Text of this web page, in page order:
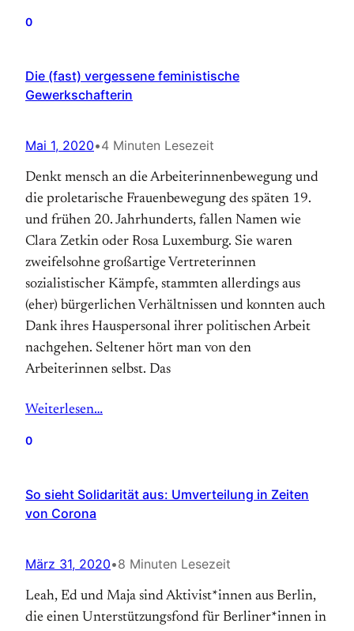
0
Die (fast) vergessene feministische
Gewerkschafterin
Mai 1, 2020•4 Minuten Lesezeit
Denkt mensch an die Arbeiterinnenbewegung und
die proletarische Frauenbewegung des späten 19.
und frühen 20. Jahrhunderts, fallen Namen wie
Clara Zetkin oder Rosa Luxemburg. Sie waren
zweifelsohne großartige Vertreterinnen
sozialistischer Kämpfe, stammten allerdings aus
(eher) bürgerlichen Verhältnissen und konnten auch
Dank ihres Hauspersonal ihrer politischen Arbeit
nachgehen. Seltener hört man von den
Arbeiterinnen selbst. Das
Weiterlesen…
0
So sieht Solidarität aus: Umverteilung in Zeiten
von Corona
März 31, 2020•8 Minuten Lesezeit
Leah, Ed und Maja sind Aktivist*innen aus Berlin,
die einen Unterstützungsfond für Berliner*innen in